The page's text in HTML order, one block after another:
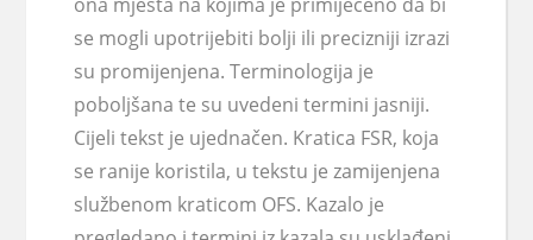
se mogli upotrijebiti bolji ili precizniji izrazi
su promijenjena. Terminologija je
poboljšana te su uvedeni termini jasniji.
Cijeli tekst je ujednačen. Kratica FSR, koja
se ranije koristila, u tekstu je zamijenjena
službenom kraticom OFS. Kazalo je